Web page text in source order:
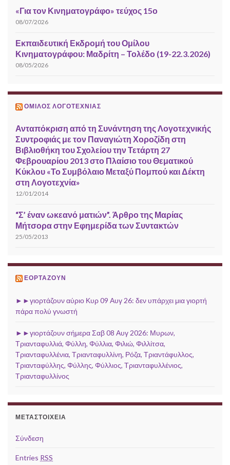
«Για τον Κινηματογράφο» τεύχος 15ο
08/07/2026
Εκπαιδευτική Εκδρομή του Ομίλου
Κινηματογράφου: Μαδρίτη – Τολέδο (19-22.3.2026)
08/05/2026
ΌΜΙΛΟΣ ΛΟΓΟΤΕΧΝΊΑΣ
Ανταπόκριση από τη Συνάντηση της Λογοτεχνικής
Συντροφιάς με τον Παναγιώτη Χοροζίδη στη
Βιβλιοθήκη του Σχολείου την Τετάρτη 27
Φεβρουαρίου 2013 στο Πλαίσιο του Θεματικού
Κύκλου «Το Συμβόλαιο Μεταξύ Πομπού και Δέκτη
στη Λογοτεχνία»
12/01/2014
“Σ’ έναν ωκεανό ματιών”. Άρθρο της Μαρίας
Μήτσορα στην Εφημερίδα των Συντακτών
25/05/2013
ΕΟΡΤΆΖΟΥΝ
►►γιορτάζουν αύριο Κυρ 09 Αυγ 26: δεν υπάρχει μια γιορτή
πάρα πολύ γνωστή
►►γιορτάζουν σήμερα Σαβ 08 Αυγ 2026: Μυρων,
Τριανταφυλλιά, Φύλλη, Φύλλια, Φιλιώ, Φιλλίτσα,
Τριανταφυλλένια, Τριανταφυλλίνη, Ρόζα, Τριαντάφυλλος,
Τριανταφύλλης, Φύλλης, Φύλλιος, Τριανταφυλλένιος,
Τριανταφυλλίνος
ΜΕΤΑΣΤΟΙΧΕΊΑ
Σύνδεση
Entries RSS